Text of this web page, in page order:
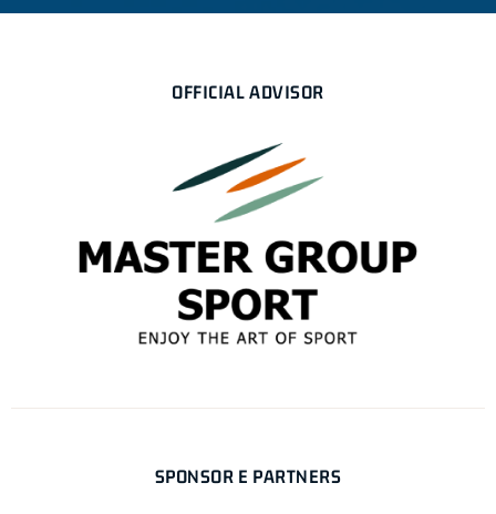
OFFICIAL ADVISOR
SPONSOR E PARTNERS